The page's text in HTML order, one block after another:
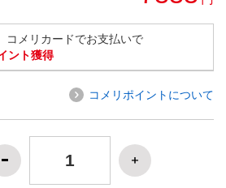
コメリカードでお支払いで
ント獲得
コメリポイントについて